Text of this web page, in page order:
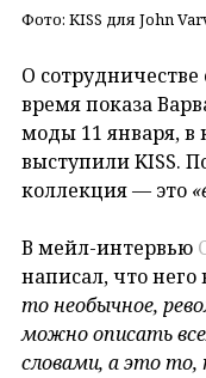
Фото: KISS для John
О
время показа
моды 11 января, в
выступили KISS.
коллекция — это
В мейл-интервью
написал, что него
то необычное,
можно описать
словами, а это то,